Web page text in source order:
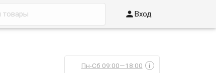
Вход
Пн-Сб 09:00—18:00 i